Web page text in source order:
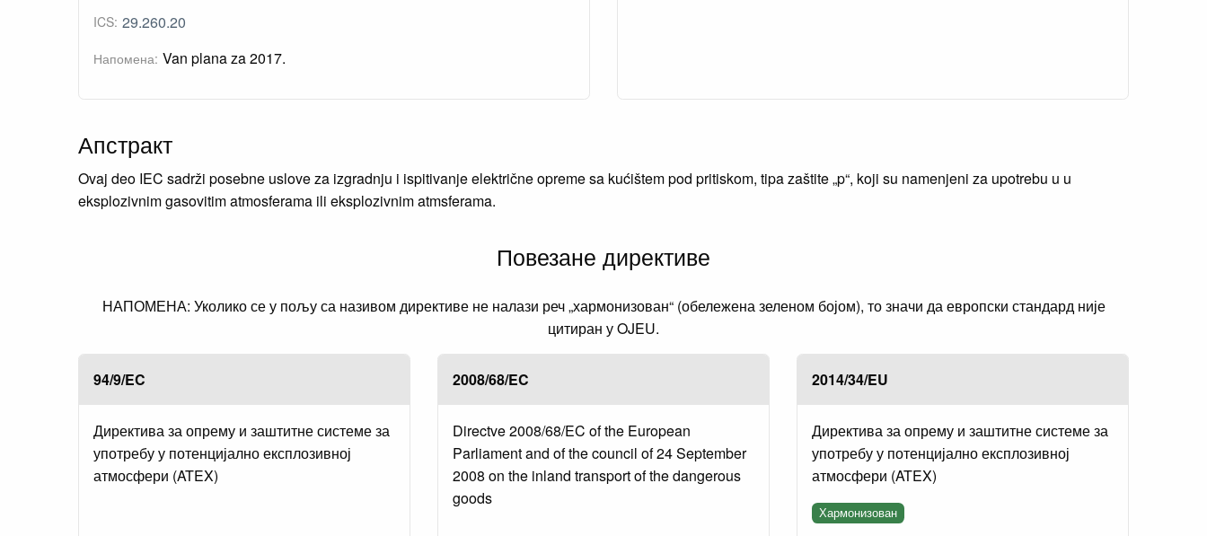
ICS: 29.260.20
Напомена: Van plana za 2017.
Апстракт
Ovaj deo IEC sadrži posebne uslove za izgradnju i ispitivanje električne opreme sa kućištem pod pritiskom, tipa zaštite „p“, koji su namenjeni za upotrebu u u
eksplozivnim gasovitim atmosferama ili eksplozivnim atmsferama.
Повезане директиве
НАПОМЕНА: Уколико се у пољу са називом директиве не налази реч „хармонизован“ (обележена зеленом бојом), то значи да европски стандард није
цитиран у OJEU.
94/9/EC
Директива за опрему и заштитне системе за
употребу у потенцијално експлозивној
атмосфери (ATEX)
2008/68/EC
Directve 2008/68/EC of the European
Parliament and of the council of 24 September
2008 on the inland transport of the dangerous
goods
2014/34/EU
Директива за опрему и заштитне системе за
употребу у потенцијално експлозивној
атмосфери (ATEX)
Хармонизован